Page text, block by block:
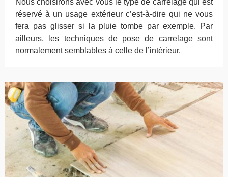
réservé à un usage extérieur c’est-à-dire qui ne vous
fera pas glisser si la pluie tombe par exemple. Par
ailleurs, les techniques de pose de carrelage sont
normalement semblables à celle de l’intérieur.